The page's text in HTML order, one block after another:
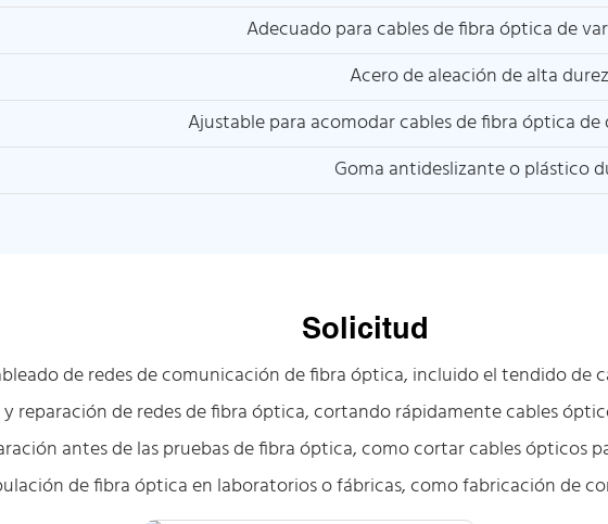
Adecuado para cables de fibra óptica de
Acero de aleación de alta
Ajustable para acomodar cables de fibra óptica
Goma antideslizante o plástico
Solicitud
de redes de comunicación de fibra óptica, incluido el tendido de
reparación de redes de fibra óptica, cortando rápidamente cables
antes de las pruebas de fibra óptica, como cortar cables ópticos
de fibra óptica en laboratorios o fábricas, como fabricación de